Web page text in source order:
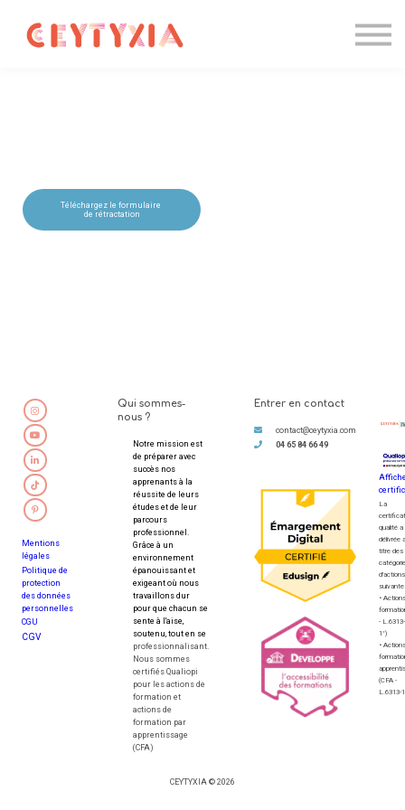
Formations IA
Téléchargez le formulaire
de rétractation
Mentions
légales
Politique de
protection
des données
personnelles
CGU
CGV
Qui sommes-
nous ?
Notre mission est
de préparer avec
succès nos
apprenants à la
réussite de leurs
études et de leur
parcours
professionnel.
Grâce à un
environnement
épanouissant et
exigeant où nous
travaillons dur
pour que chacun se
sente à l'aise,
soutenu, tout en se
professionnalisant.
Nous sommes
certifiés Qualiopi
pour les actions de
formation et
actions de
formation par
apprentissage
(CFA)
Entrer en contact
contact@ceytyxia.com
04 65 84 66 49
La
qualité a
délivrée
titre des
d'actions
•
-
1°)
•
(CFA -
L.6313-
CEYTYXIA © 2026